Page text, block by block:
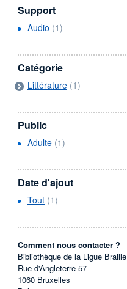
Support
Audio (1)
Catégorie
Littérature (1)
Public
Adulte (1)
Date d'ajout
Tout (1)
Comment nous contacter ?
Bibliothèque de la Ligue Braille
Rue d'Angleterre 57
1060 Bruxelles